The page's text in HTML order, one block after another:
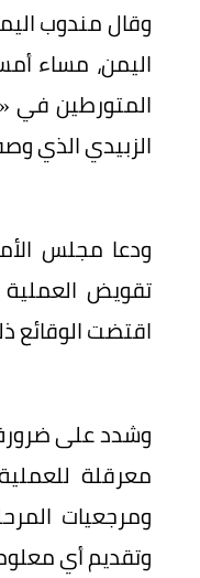
وقال مندوب
اليمن، مساء
المتورطين في
الزبيدي الذي
ودعا مجلس
تقويض العملية
اقتضت الوقائع
وشدد على
معرقلة
ومرجعيات
وتقديم أي